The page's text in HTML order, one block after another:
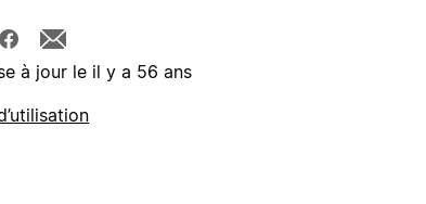
à jour le il y a 56 ans